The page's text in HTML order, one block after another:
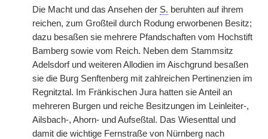
Die Macht und das Ansehen der S. beruhten auf ihrem
reichen, zum Großteil durch Rodung erworbenen Besitz;
dazu besaßen sie mehrere Pfandschaften vom Hochstift
Bamberg sowie vom Reich. Neben dem Stammsitz
Adelsdorf und weiteren Allodien im Aischgrund besaßen
sie die Burg Senftenberg mit zahlreichen Pertinenzien im
Regnitztal. Im Fränkischen Jura hatten sie Anteil an
mehreren Burgen und reiche Besitzungen im Leinleiter-,
Ailsbach-, Ahorn- und Aufseßtal. Das Wiesenttal und
damit die wichtige Fernstraße von Nürnberg nach